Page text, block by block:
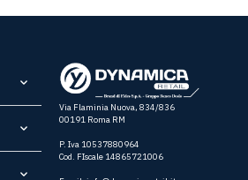
Via Flaminia Nuova, 834/836
00191 Roma RM
P. Iva 10537880964
Cod. FIscale 14865721006